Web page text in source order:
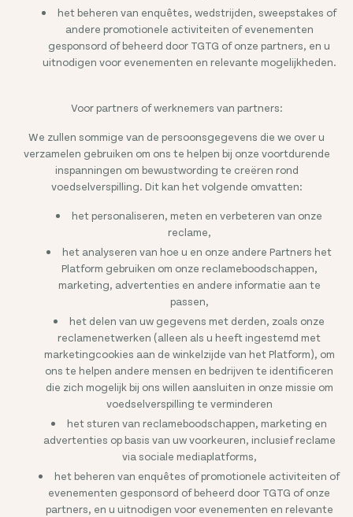
het beheren van enquêtes, wedstrijden, sweepstakes of
andere promotionele activiteiten of evenementen
gesponsord of beheerd door TGTG of onze partners, en u
uitnodigen voor evenementen en relevante mogelijkheden.
Voor partners of werknemers van partners:
We zullen sommige van de persoonsgegevens die we over u
verzamelen gebruiken om ons te helpen bij onze voortdurende
inspanningen om bewustwording te creëren rond
voedselverspilling. Dit kan het volgende omvatten:
het personaliseren, meten en verbeteren van onze
reclame,
het analyseren van hoe u en onze andere Partners het
Platform gebruiken om onze reclameboodschappen,
marketing, advertenties en andere informatie aan te
passen,
het delen van uw gegevens met derden, zoals onze
reclamenetwerken (alleen als u heeft ingestemd met
marketingcookies aan de winkelzijde van het Platform), om
ons te helpen andere mensen en bedrijven te identificeren
die zich mogelijk bij ons willen aansluiten in onze missie om
voedselverspilling te verminderen
het sturen van reclameboodschappen, marketing en
advertenties op basis van uw voorkeuren, inclusief reclame
via sociale mediaplatforms,
het beheren van enquêtes of promotionele activiteiten of
evenementen gesponsord of beheerd door TGTG of onze
partners, en u uitnodigen voor evenementen en relevante